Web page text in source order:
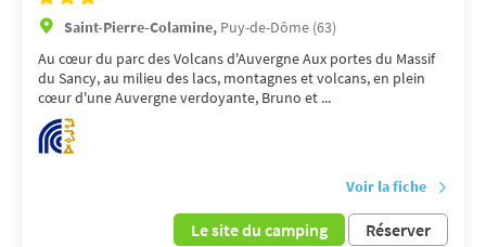
Saint-Pierre-Colamine, Puy-de-Dôme (63)
Au cœur du parc des Volcans d'Auvergne Aux portes du Massif
du Sancy, au milieu des lacs, montagnes et volcans, en plein
cœur d'une Auvergne verdoyante, Bruno et ...
Voir la fiche
Le site du camping Réserver